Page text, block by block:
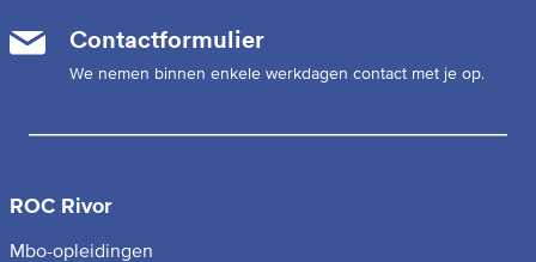
Contactformulier
We nemen binnen enkele werkdagen contact met je op.
ROC Rivor
Mbo-opleidingen